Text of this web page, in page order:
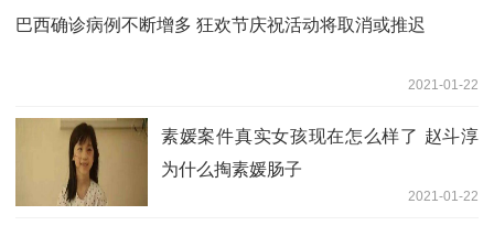
巴西确诊病例不断增多 狂欢节庆祝活动将取消或推迟
2021-01-22
素媛案件真实女孩现在怎么样了 赵斗淳
为什么掏素媛肠子
2021-01-22